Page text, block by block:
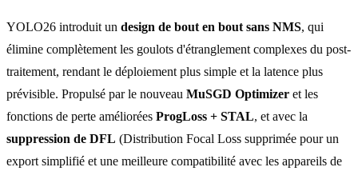
YOLO26 introduit un design de bout en bout sans NMS, qui
élimine complètement les goulots d'étranglement complexes du post-
traitement, rendant le déploiement plus simple et la latence plus
prévisible. Propulsé par le nouveau MuSGD Optimizer et les
fonctions de perte améliorées ProgLoss + STAL, et avec la
suppression de DFL (Distribution Focal Loss supprimée pour un
export simplifié et une meilleure compatibilité avec les appareils de